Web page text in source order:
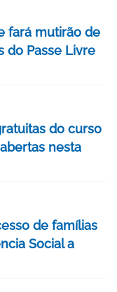
fará mutirão de
do Passe Livre
do curso
nesta
de famílias
Social a